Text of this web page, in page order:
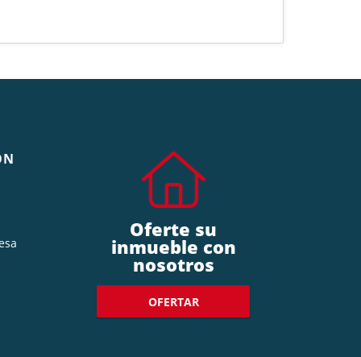
Oferte su
inmueble con
nosotros
OFERTAR